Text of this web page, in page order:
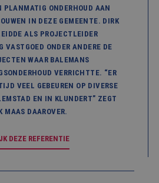
PLANMATIG ONDERHOUD AAN
IN DEZE GEMEENTE. DIRK
ALS PROJECTLEIDER
VASTGOED ONDER ANDERE DE
WAAR BALEMANS
VERRICHTTE. “ER
VEEL GEBEUREN OP DIVERSE
EN IN KLUNDERT” ZEGT
MAAS DAAROVER.
DEZE REFERENTIE